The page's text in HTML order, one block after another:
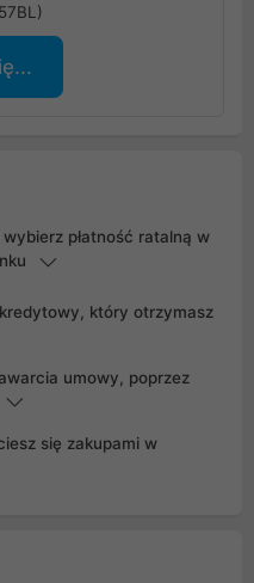
wybierz płatność ratalną w
który otrzymasz
umowy, poprzez
się zakupami w